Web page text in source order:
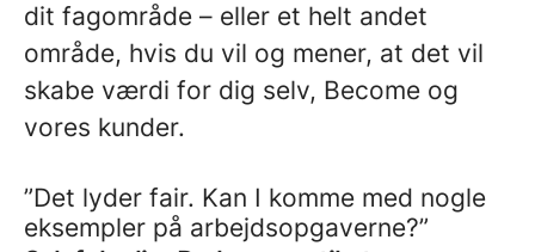
dit fagområde – eller et helt andet
område, hvis du vil og mener, at det vil
skabe værdi for dig selv, Become og
vores kunder.
”Det lyder fair. Kan I komme med nogle
eksempler på arbejdsopgaverne?”